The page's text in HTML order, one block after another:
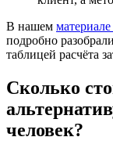
В нашем
подробно
таблицей расчёта
Сколько
человек?